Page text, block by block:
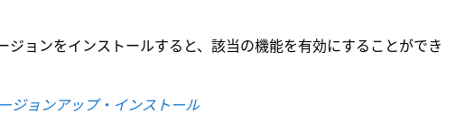
ョンをインストールすると、該当の機能を有効にすることができ
ジョンアップ・インストール